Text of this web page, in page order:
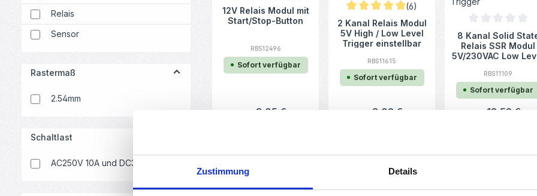
Zustimmung Details
Relais
Sensor
Rastermaß
2.54mm
Schaltlast
AC250V 10A und DC30V 10A
Durchschnittliche Bewertung von 4.8 von 5 Sternen
12V Relais Modul mit
Start/Stop-Button
RBS12496
Sofort verfügbar
Regulärer Preis:
3,05 €
Durchschnittliche Bewertung von 5 von 5 Sternen
(6)
2 Kanal Relais Modul
5V High / Low Level
Trigger einstellbar
RBS11615
Sofort verfügbar
Regulärer Preis:
2,09 €
8 Kanal Solid
Relais SSR Modul
5V/230VAC Low
RBS11109
Sofort verfügbar
Regulärer Preis:
13,59 €